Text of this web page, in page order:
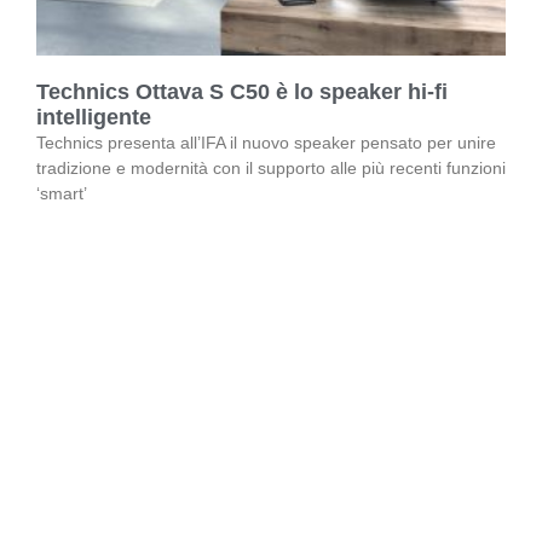
Technics Ottava S C50 è lo speaker hi-fi
intelligente
Technics presenta all’IFA il nuovo speaker pensato per unire
tradizione e modernità con il supporto alle più recenti funzioni
‘smart’